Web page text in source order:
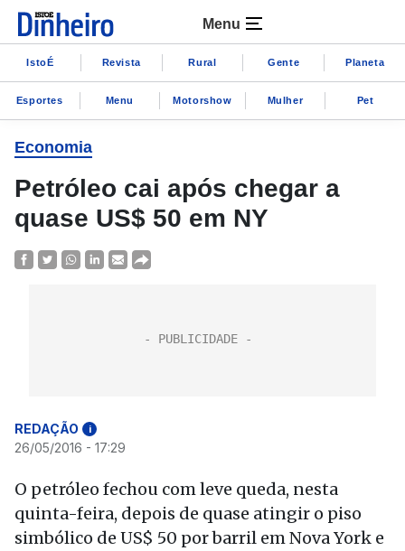
Menu
IstoÉ Revista Rural Gente Planeta
Esportes Menu Motorshow Mulher Pet
Economia
Petróleo cai após chegar a
quase US$ 50 em NY
REDAÇÃO i
26/05/2016 - 17:29
O petróleo fechou com leve queda, nesta
quinta-feira, depois de quase atingir o piso
simbólico de US$ 50 por barril em Nova York e